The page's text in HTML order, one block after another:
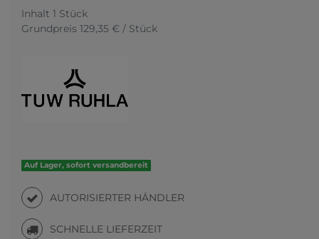
Inhalt 1 Stück
Grundpreis 129,35 € / Stück
Auf Lager, sofort versandbereit
AUTORISIERTER HÄNDLER
SCHNELLE LIEFERZEIT